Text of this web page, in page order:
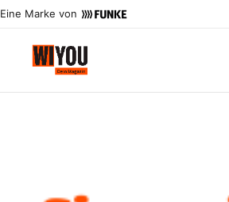
Eine Marke von